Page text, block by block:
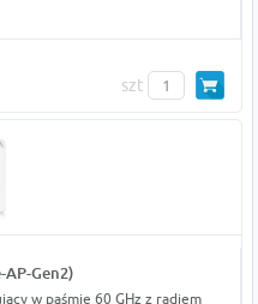
szt
AP-Gen2)
w paśmie 60 GHz z radiem